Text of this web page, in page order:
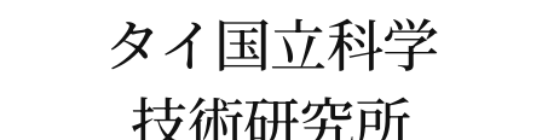
タイ国立科学
技術研究所